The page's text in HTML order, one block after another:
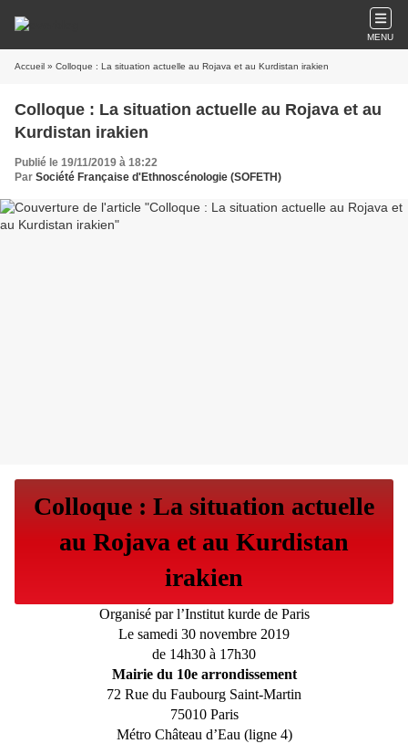
MENU
Accueil » Colloque : La situation actuelle au Rojava et au Kurdistan irakien
Colloque : La situation actuelle au Rojava et au
Kurdistan irakien
Publié le 19/11/2019 à 18:22
Par Société Française d'Ethnoscénologie (SOFETH)
Colloque : La situation actuelle
au Rojava et au Kurdistan
irakien
Organisé par l’Institut kurde de Paris
Le samedi 30 novembre 2019
de 14h30 à 17h30
Mairie du 10e arrondissement
72 Rue du Faubourg Saint-Martin
75010 Paris
Métro Château d’Eau (ligne 4)